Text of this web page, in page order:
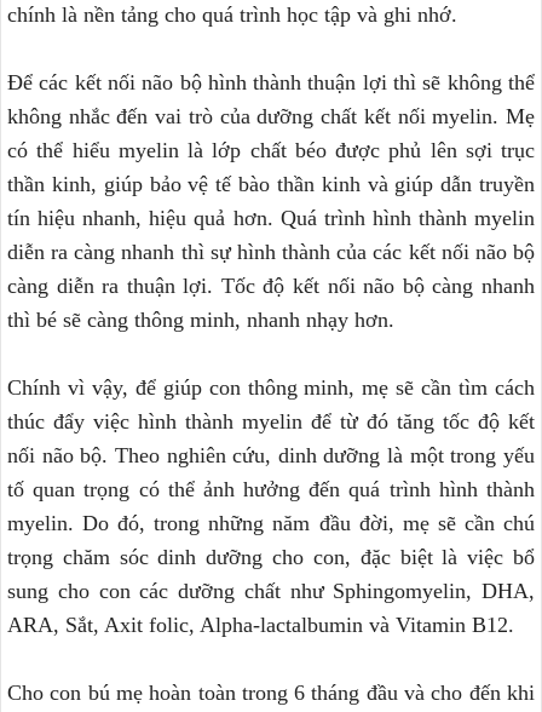
chính là nền tảng cho quá trình học tập và ghi nhớ.
Để các kết nối não bộ hình thành thuận lợi thì sẽ không thể
không nhắc đến vai trò của dưỡng chất kết nối myelin. Mẹ
có thể hiểu myelin là lớp chất béo được phủ lên sợi trục
thần kinh, giúp bảo vệ tế bào thần kinh và giúp dẫn truyền
tín hiệu nhanh, hiệu quả hơn. Quá trình hình thành myelin
diễn ra càng nhanh thì sự hình thành của các kết nối não bộ
càng diễn ra thuận lợi. Tốc độ kết nối não bộ càng nhanh
thì bé sẽ càng thông minh, nhanh nhạy hơn.
Chính vì vậy, để giúp con thông minh, mẹ sẽ cần tìm cách
thúc đẩy việc hình thành myelin để từ đó tăng tốc độ kết
nối não bộ. Theo nghiên cứu, dinh dưỡng là một trong yếu
tố quan trọng có thể ảnh hưởng đến quá trình hình thành
myelin. Do đó, trong những năm đầu đời, mẹ sẽ cần chú
trọng chăm sóc dinh dưỡng cho con, đặc biệt là việc bổ
sung cho con các dưỡng chất như Sphingomyelin, DHA,
ARA, Sắt, Axit folic, Alpha-lactalbumin và Vitamin B12.
Cho con bú mẹ hoàn toàn trong 6 tháng đầu và cho đến khi